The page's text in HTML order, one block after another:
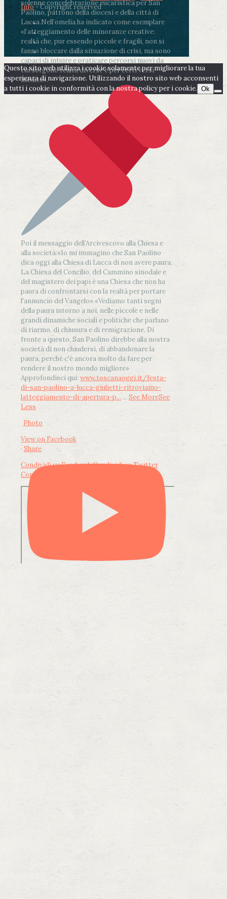
solenne concelebrazione eucaristica per San
Paolino, patrono della diocesi e della città di
Lucca.Nell’omelia ha indicato come esemplare
«l’atteggiamento delle minoranze creative:
realtà che, pur essendo piccole e fragili, non si
fanno bloccare dalla situazione di crisi, ma sono
capaci di intuire e praticare percorsi nuovi da
cui sorgono realtà diverse e per certi versi
inedite».
Poi il messaggio dell’Arcivescovo alla Chiesa e
alla società:«Io mi immagino che San Paolino
dica oggi alla Chiesa di Lucca di non avere paura.
La Chiesa del Concilio, del Cammino sinodale e
del magistero dei papi è una Chiesa che non ha
paura di confrontarsi con la realtà per portare
l'annuncio del Vangelo».«Vediamo tanti segni
della paura intorno a noi, nelle piccole e nelle
grandi dinamiche sociali e politiche che parlano
di riarmo, di chiusura e di remigrazione. Di
fronte a questo, San Paolino direbbe alla nostra
società di non chiudersi, di abbandonare la
paura, perché c'è ancora molto da fare per
rendere il nostro mondo migliore»
Approfondisci qui: www.toscanaoggi.it/festa-
di-san-paolino-a-lucca-giulietti-ritroviamo-
latteggiamento-di-apertura-p... ... See MoreSee
Less
Photo
View on Facebook
· Share
Condividi su FacebookCondividi su Twitter
Condividi su LinkedIn
Info- Copyright reserved
Questo sito web utilizza i cookie solamente per migliorare la tua
esperienza di navigazione. Utilizzando il nostro sito web acconsenti
a tutti i cookie in conformità con la nostra policy per i cookie. Ok